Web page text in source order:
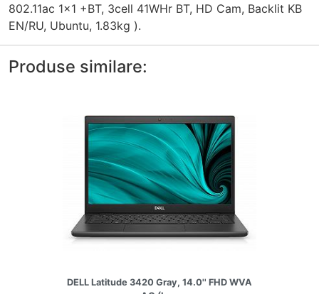
802.11ac 1x1 +BT, 3cell 41WHr BT, HD Cam, Backlit KB
EN/RU, Ubuntu, 1.83kg ).
Produse similare:
DELL Latitude 3420 Gray, 14.0'' FHD WVA